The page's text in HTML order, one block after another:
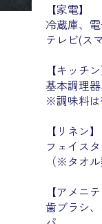
【家電】
冷蔵庫、電
テレビ(ス
【キッチン
基本調理
※調味料は
【リネン】
フェイス
（※タオ
【アメニ
歯ブラシ